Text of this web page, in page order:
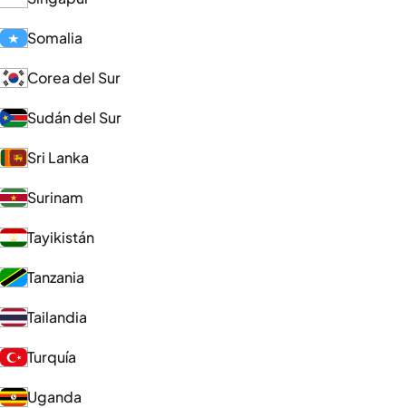
Somalia
Corea del Sur
Sudán del Sur
Sri Lanka
Surinam
Tayikistán
Tanzania
Tailandia
Turquía
Uganda